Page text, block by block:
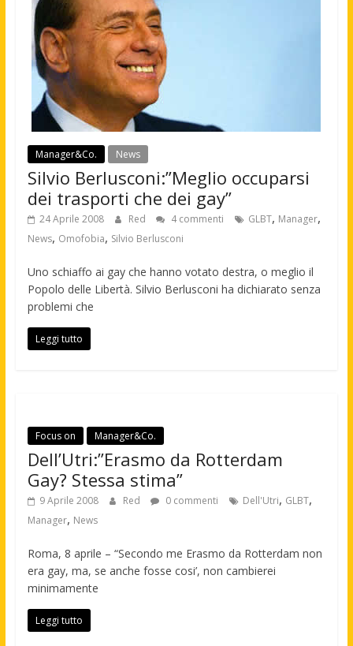
Manager&Co. News
Silvio Berlusconi:”Meglio occuparsi
dei trasporti che dei gay”
24 Aprile 2008 Red 4 commenti GLBT, Manager,
News, Omofobia, Silvio Berlusconi
Uno schiaffo ai gay che hanno votato destra, o meglio il
Popolo delle Libertà. Silvio Berlusconi ha dichiarato senza
problemi che
Leggi tutto
Focus on Manager&Co.
Dell’Utri:”Erasmo da Rotterdam
Gay? Stessa stima”
9 Aprile 2008 Red 0 commenti Dell'Utri, GLBT,
Manager, News
Roma, 8 aprile – “Secondo me Erasmo da Rotterdam non
era gay, ma, se anche fosse cosi’, non cambierei
minimamente
Leggi tutto